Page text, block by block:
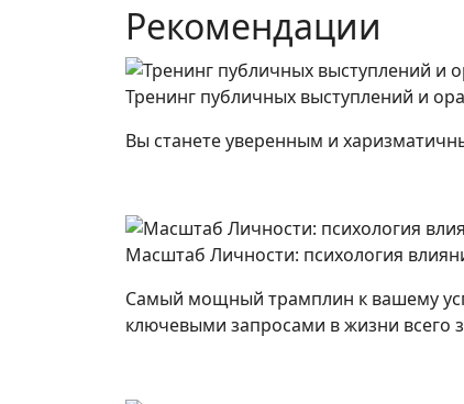
Рекомендации
Тренинг публичных выступлений и
Вы станете уверенным и
Масштаб Личности: психология
Самый мощный трамплин к вашему
ключевыми запросами в жизни всего